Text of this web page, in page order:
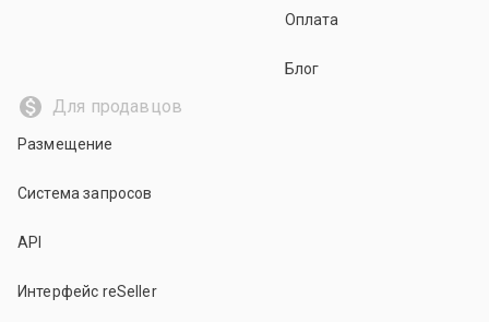
Оплата
Блог
Для продавцов
Размещение
Система запросов
API
Интерфейс reSeller